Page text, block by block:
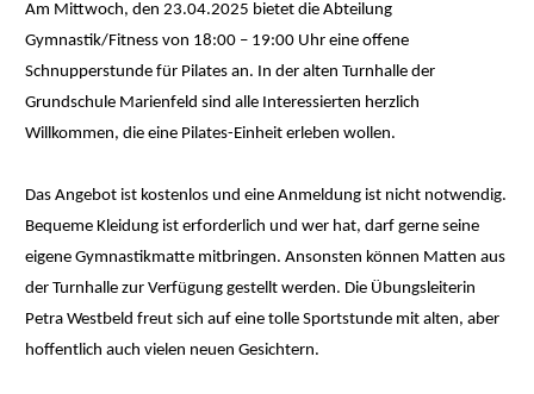
Am Mittwoch, den 23.04.2025 bietet die Abteilung
Gymnastik/Fitness von 18:00 – 19:00 Uhr eine offene
Schnupperstunde für Pilates an. In der alten Turnhalle der
Grundschule Marienfeld sind alle Interessierten herzlich
Willkommen, die eine Pilates-Einheit erleben wollen.
Das Angebot ist kostenlos und eine Anmeldung ist nicht notwendig.
Bequeme Kleidung ist erforderlich und wer hat, darf gerne seine
eigene Gymnastikmatte mitbringen. Ansonsten können Matten aus
der Turnhalle zur Verfügung gestellt werden. Die Übungsleiterin
Petra Westbeld freut sich auf eine tolle Sportstunde mit alten, aber
hoffentlich auch vielen neuen Gesichtern.